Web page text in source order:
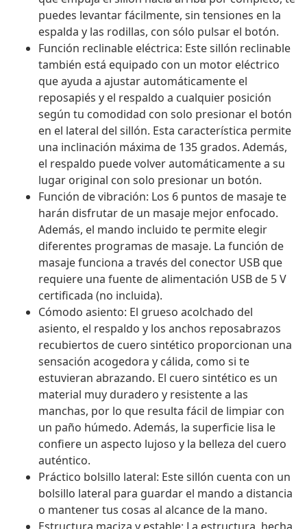
puedes levantar fácilmente, sin tensiones en la
espalda y las rodillas, con sólo pulsar el botón.
Función reclinable eléctrica: Este sillón reclinable
también está equipado con un motor eléctrico
que ayuda a ajustar automáticamente el
reposapiés y el respaldo a cualquier posición
según tu comodidad con solo presionar el botón
en el lateral del sillón. Esta característica permite
una inclinación máxima de 135 grados. Además,
el respaldo puede volver automáticamente a su
lugar original con solo presionar un botón.
Función de vibración: Los 6 puntos de masaje te
harán disfrutar de un masaje mejor enfocado.
Además, el mando incluido te permite elegir
diferentes programas de masaje. La función de
masaje funciona a través del conector USB que
requiere una fuente de alimentación USB de 5 V
certificada (no incluida).
Cómodo asiento: El grueso acolchado del
asiento, el respaldo y los anchos reposabrazos
recubiertos de cuero sintético proporcionan una
sensación acogedora y cálida, como si te
estuvieran abrazando. El cuero sintético es un
material muy duradero y resistente a las
manchas, por lo que resulta fácil de limpiar con
un paño húmedo. Además, la superficie lisa le
confiere un aspecto lujoso y la belleza del cuero
auténtico.
Práctico bolsillo lateral: Este sillón cuenta con un
bolsillo lateral para guardar el mando a distancia
o mantener tus cosas al alcance de la mano.